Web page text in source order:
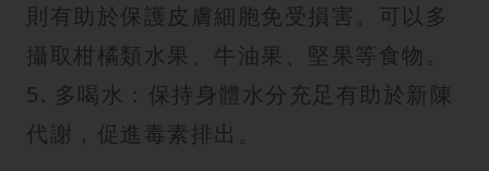
則有助於保護皮膚細胞免受損害。可以多
攝取柑橘類水果、牛油果、堅果等食物。
5. 多喝水：保持身體水分充足有助於新陳
代謝，促進毒素排出。